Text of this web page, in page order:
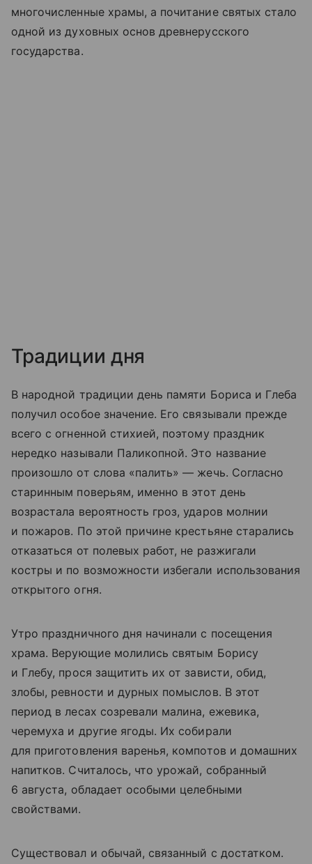
многочисленные храмы, а почитание святых стало
одной из духовных основ древнерусского
государства.
Традиции дня
В народной традиции день памяти Бориса и Глеба
получил особое значение. Его связывали прежде
всего с огненной стихией, поэтому праздник
нередко называли Паликопной. Это название
произошло от слова «палить» — жечь. Согласно
старинным поверьям, именно в этот день
возрастала вероятность гроз, ударов молнии
и пожаров. По этой причине крестьяне старались
отказаться от полевых работ, не разжигали
костры и по возможности избегали использования
открытого огня.
Утро праздничного дня начинали с посещения
храма. Верующие молились святым Борису
и Глебу, прося защитить их от зависти, обид,
злобы, ревности и дурных помыслов. В этот
период в лесах созревали малина, ежевика,
черемуха и другие ягоды. Их собирали
для приготовления варенья, компотов и домашних
напитков. Считалось, что урожай, собранный
6 августа, обладает особыми целебными
свойствами.
Существовал и обычай, связанный с достатком.